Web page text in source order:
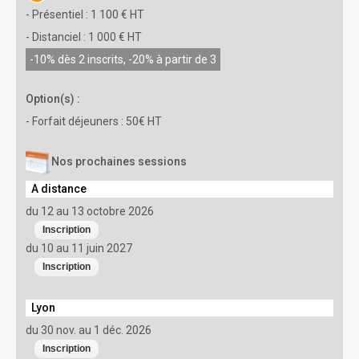
- Présentiel : 1 100 € HT
- Distanciel : 1 000 € HT
-10% dès 2 inscrits, -20% à partir de 3
Option(s) :
- Forfait déjeuners : 50€ HT
Nos prochaines sessions
A distance
du 12 au 13 octobre 2026
du 10 au 11 juin 2027
Lyon
du 30 nov. au 1 déc. 2026